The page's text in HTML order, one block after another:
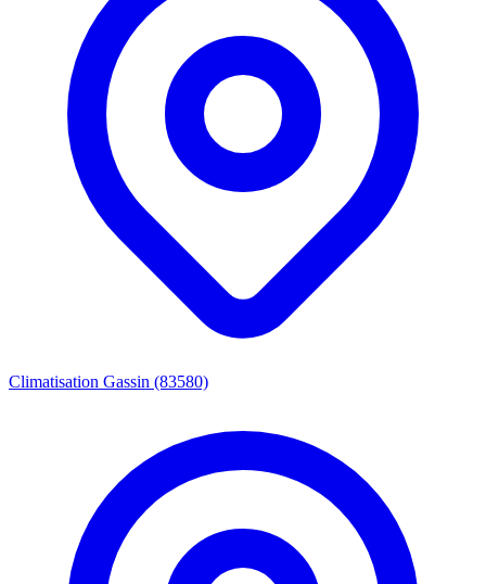
Climatisation Gassin (83580)